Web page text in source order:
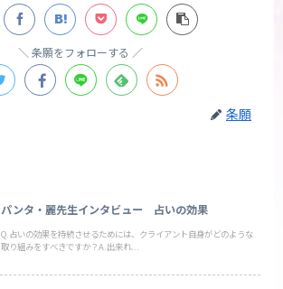
条願をフォローする
条願
パンタ・麗先生インタビュー 占いの効果
Q.占いの効果を持続させるためには、クライアント自身がどのような
取り組みをすべきですか？A.出来れ...